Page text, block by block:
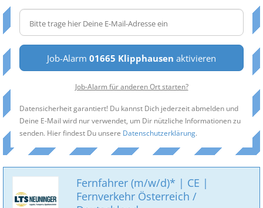
Job-Alarm 01665 Klipphausen aktivieren
Job-Alarm für anderen Ort starten?
Datensicherheit garantiert! Du kannst Dich jederzeit abmelden und
Deine E-Mail wird nur verwendet, um Dir nützliche Informationen zu
senden. Hier findest Du unsere Datenschutzerklärung.
Fernfahrer (m/w/d)* | CE |
Fernverkehr Österreich /